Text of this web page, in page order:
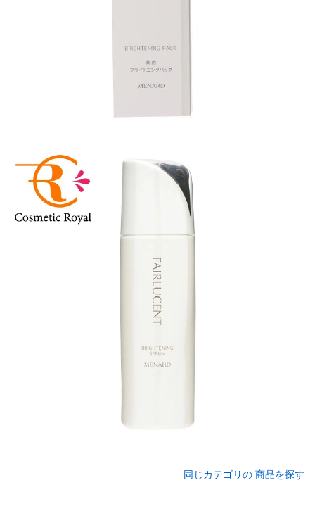
同じカテゴリの 商品を探す